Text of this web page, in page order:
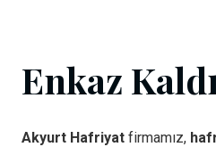
Enkaz
Akyurt Hafriyat firmamız,